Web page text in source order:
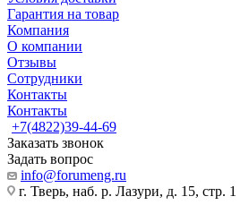
Гарантия на товар
Компания
О компании
Отзывы
Сотрудники
Контакты
Контакты
+7(4822)39-44-69
Заказать звонок
Задать вопрос
info@forumeng.ru
г. Тверь, наб. р. Лазури, д. 15, стр. 1